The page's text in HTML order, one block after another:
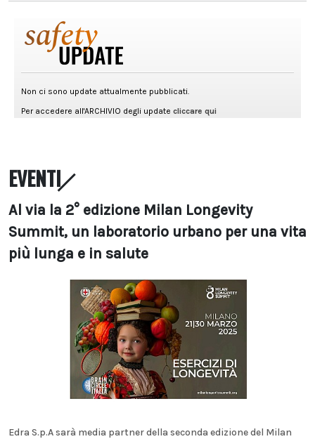
EVENTI
Al via la 2° edizione Milan Longevity
Summit, un laboratorio urbano per una vita
più lunga e in salute
Edra S.p.A sarà media partner della seconda edizione del Milan